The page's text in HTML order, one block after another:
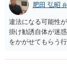
肥田 弘昭
違法になる可能性
掛け勧誘自体が迷
をかがせてもらう
条例違反などに該